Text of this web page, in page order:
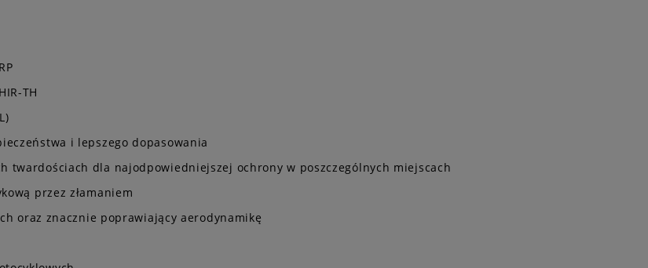
TH
i lepszego dopasowania
twardościach dla najodpowiedniejszej ochrony w poszczególnych miejscach
przez złamaniem
oraz znacznie poprawiający aerodynamikę